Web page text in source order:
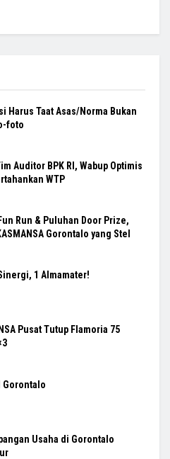
Harus Taat Asas/Norma Bukan
foto
Auditor BPK RI, Wabup Optimis
WTP
Run & Puluhan Door Prize,
Gorontalo yang Stel
1 Almamater!
Pusat Tutup Flamoria 75
Gorontalo
Usaha di Gorontalo